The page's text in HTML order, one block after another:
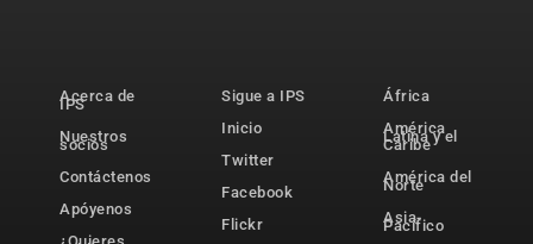
Acerca de
IPS
Nuestros
socios
Contáctenos
Apóyenos
Sigue a IPS
Inicio
Twitter
Facebook
Flickr
África
América
Latina y el
Caribe
América del
Norte
Asia-
Pacífico